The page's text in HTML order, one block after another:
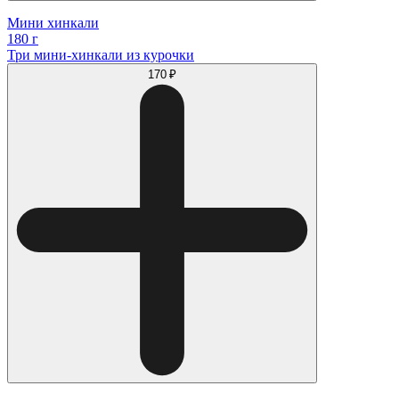
Мини хинкали
180 г
Три мини-хинкали из курочки
170 ₽